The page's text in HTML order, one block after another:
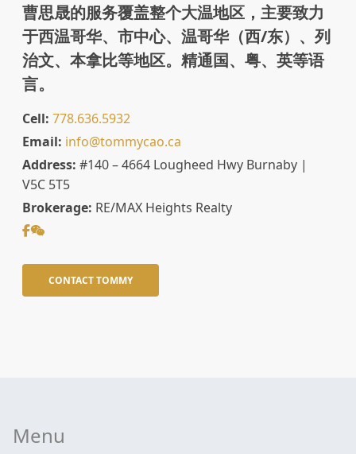
曹思晟的服务覆盖整个大温地区，主要致力
于西温哥华、市中心、温哥华（西/东）、列
治文、本拿比等地区。精通国、粤、英等语
言。
Cell:778.636.5932
Email: info@tommycao.ca
Address:#140 – 4664 Lougheed Hwy Burnaby |
V5C 5T5
Brokerage: RE/MAX Heights Realty
CONTACT TOMMY
Menu